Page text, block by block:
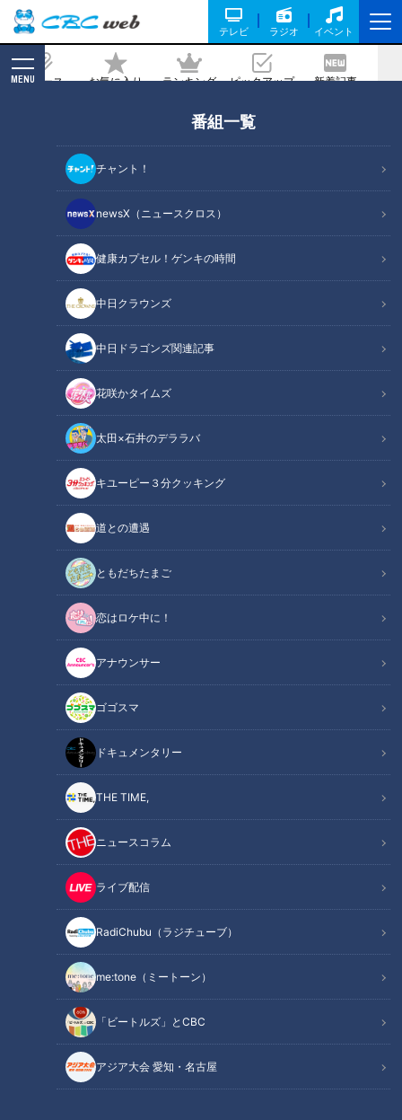
テレビ ラジオ イベント
ニュース お気に入り ランキング ピックアップ 新着記事
MENU
番組一覧
チャント！
newsX（ニュースクロス）
健康カプセル！ゲンキの時間
中日クラウンズ
中日ドラゴンズ関連記事
花咲かタイムズ
太田×石井のデララバ
キユーピー３分クッキング
道との遭遇
ともだちたまご
恋はロケ中に！
アナウンサー
ゴゴスマ
ドキュメンタリー
THE TIME,
ニュースコラム
ライブ配信
RadiChubu（ラジチューブ）
me:tone（ミートーン）
「ビートルズ」とCBC
アジア大会 愛知・名古屋
1480円！？岐阜県・郡上市のお値打ち
グルメをご紹介！
記事に戻る
CBCテレビ：画像『チャント！』
この記事の画像（全4枚）
記事に戻る
この記事を見たあなたへのおすすめ
「失言」オンパレードの春に泣
「今年の中日は安泰」中日OB・
若狭アナの滝行も滞りなく終
2024年の売り上げは41億円！